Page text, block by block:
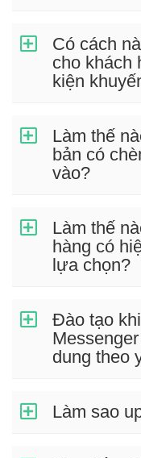
Có cách
cho khách
kiện
Làm thế
bản có
vào?
Làm thế
hàng có
lựa chọn?
Đào tạo
dung theo
Làm sao